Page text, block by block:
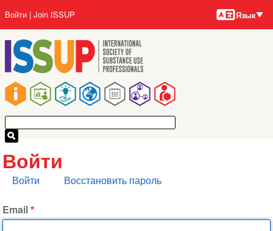
основному
содержанию
Main
navigation
User
account
menu
Войти Join ISSUP Языки
Язык
Войти
Главные
Войти Восстановить пароль
Email